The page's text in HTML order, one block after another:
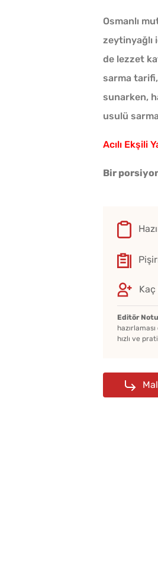
Osmanlı
zeytinyağlı
de lezzet
sarma
sunarken,
usulü
Acılı Ekşili
Bir
Kaç
Editör
hızlı ve